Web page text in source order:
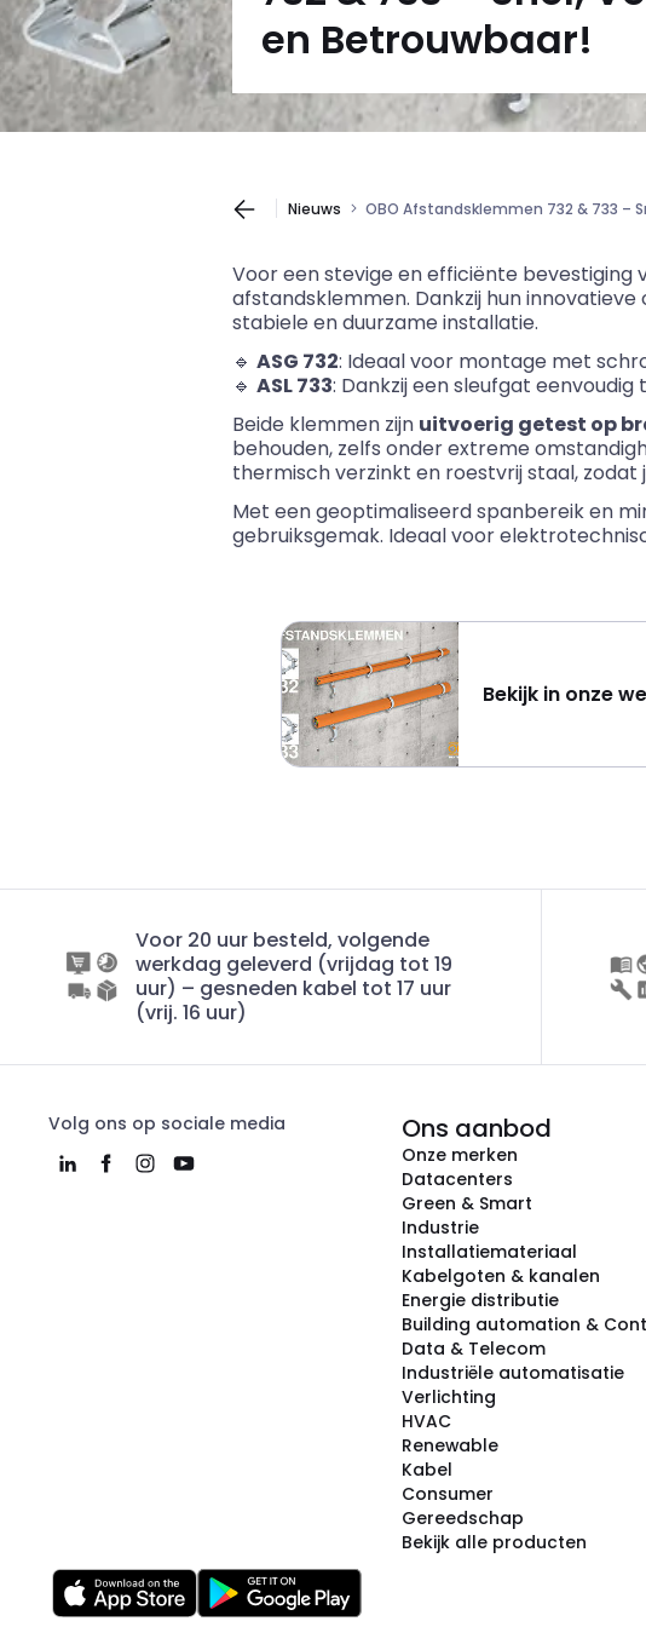
en Betrouwbaar!
Nieuws OBO Afstandsklemmen 732 & 733 –
Voor een stevige en efficiënte bevestiging
afstandsklemmen. Dankzij hun
stabiele en duurzame installatie.
🔹 ASG 732: Ideaal voor montage met
🔹 ASL 733: Dankzij een sleufgat
Beide klemmen zijn uitvoerig getest op
behouden, zelfs onder extreme
thermisch verzinkt en roestvrij staal,
Met een geoptimaliseerd spanbereik en
gebruiksgemak. Ideaal voor
Bekijk in onze
Voor 20 uur besteld, volgende
werkdag geleverd (vrijdag tot 19
uur) – gesneden kabel tot 17 uur
(vrij. 16 uur)
Volg ons op sociale media Ons aanbod
Onze merken
Datacenters
Green & Smart
Industrie
Installatiemateriaal
Kabelgoten & kanalen
Energie distributie
Building automation &
Data & Telecom
Industriële automatisatie
Verlichting
HVAC
Renewable
Kabel
Consumer
Gereedschap
Bekijk alle producten